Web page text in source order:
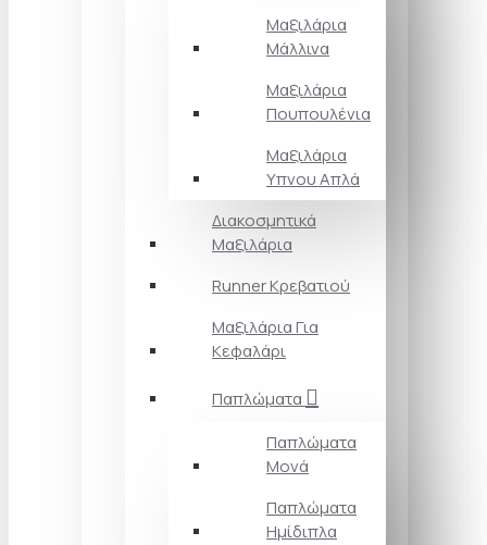
Μαξιλάρια
Μάλλινα
Μαξιλάρια
Πουπουλένια
Μαξιλάρια
Υπνου Απλά
Διακοσμητικά
Μαξιλάρια
Runner Κρεβατιού
Μαξιλάρια Για
Κεφαλάρι
Παπλώματα
Παπλώματα
Μονά
Παπλώματα
Ημίδιπλα